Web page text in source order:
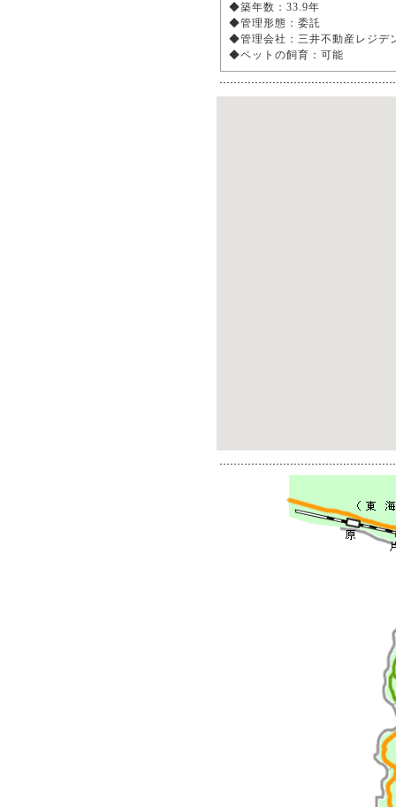
◆築年数：33.9年
◆管理形態：委託
◆管理会社：三井不動産レジ
◆ペットの飼育：可能